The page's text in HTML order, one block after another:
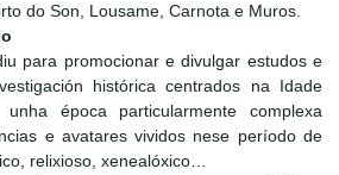
do Son, Lousame, Carnota e Muros.
para promocionar e divulgar estudos e
histórica centrados na Idade
unha época particularmente complexa
e avatares vividos nese período de
relixioso, xenealóxico…